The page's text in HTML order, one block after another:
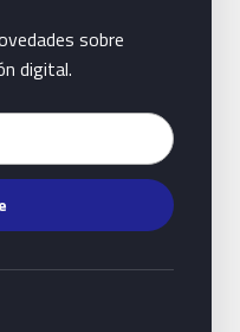
sobre
digital.